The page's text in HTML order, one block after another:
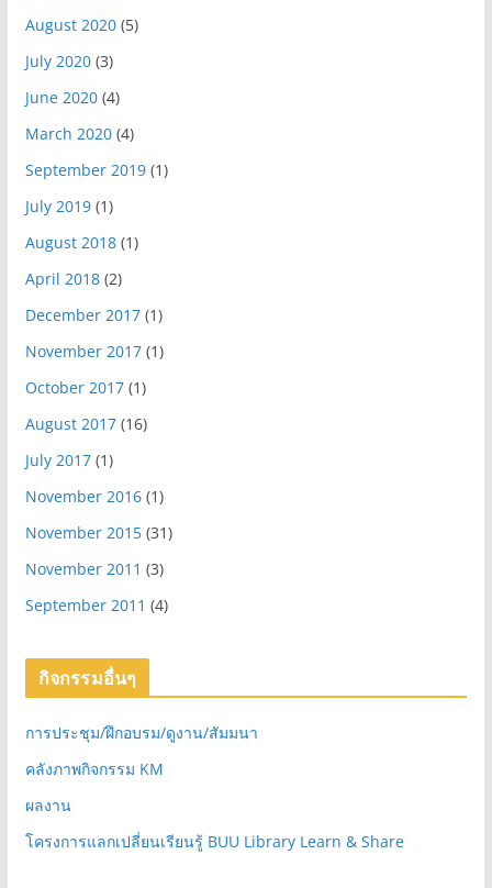
August 2020(5)
July 2020(3)
June 2020(4)
March 2020(4)
September 2019(1)
July 2019(1)
August 2018(1)
April 2018(2)
December 2017(1)
November 2017(1)
October 2017(1)
August 2017(16)
July 2017(1)
November 2016(1)
November 2015(31)
November 2011 (3)
September 2011 (4)
กิจกรรมอื่นๆ
การประชุม/ฝึกอบรม/ดูงาน/สัมมนา
คลังภาพกิจกรรม KM
ผลงาน
โครงการแลกเปลี่ยนเรียนรู้ BUU Library Learn & Share